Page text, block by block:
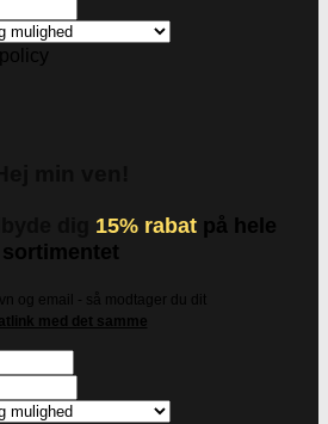
15% rabat på hele
sortimentet
og email - så modtager du dit
med det samme